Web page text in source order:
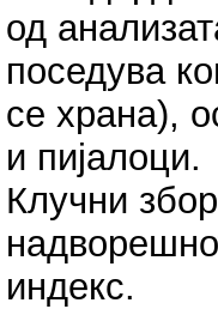
од
поседува
се храна),
и пијалоци.
Клучни
индекс.